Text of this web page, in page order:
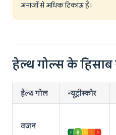
अनाजों से अधिक टिकाऊ है।
हेल्थ गोल्स के हिसाब
हेल्थ गोल न्यूट्रीस्कोर
वजन